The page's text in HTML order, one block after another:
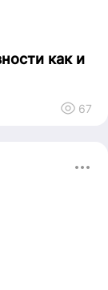
как и
67